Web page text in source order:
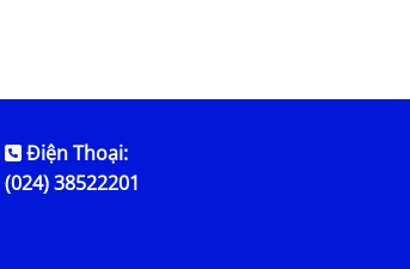
Điện Thoại:
(024) 38522201